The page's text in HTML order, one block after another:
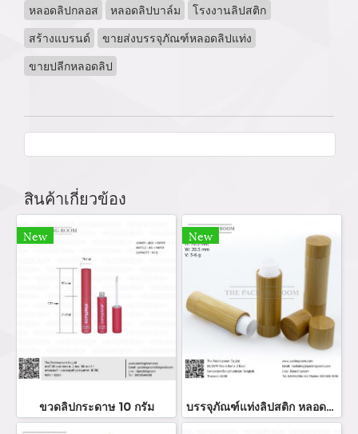
หลอดลิปกลอส
หลอดลิปบาล์ม
โรงงานลิปสติก
สร้างแบรนด์
ขายส่งบรรจุภัณฑ์หลอดลิปแท่ง
ขายปลีกหลอดลิป
สินค้าเกี่ยวข้อง
New
ขวดลิปกระดาษ 10 กรัม
New
บรรจุภัณฑ์แท่งลิปสติก หลอดลิปแท่ง Lip stick package/ Lip tube สีแดงเงาฝาปิดแม่เหล็ก จำหน่ายบรรจุภัณฑ์เครื่องสำอางทุกประเภท